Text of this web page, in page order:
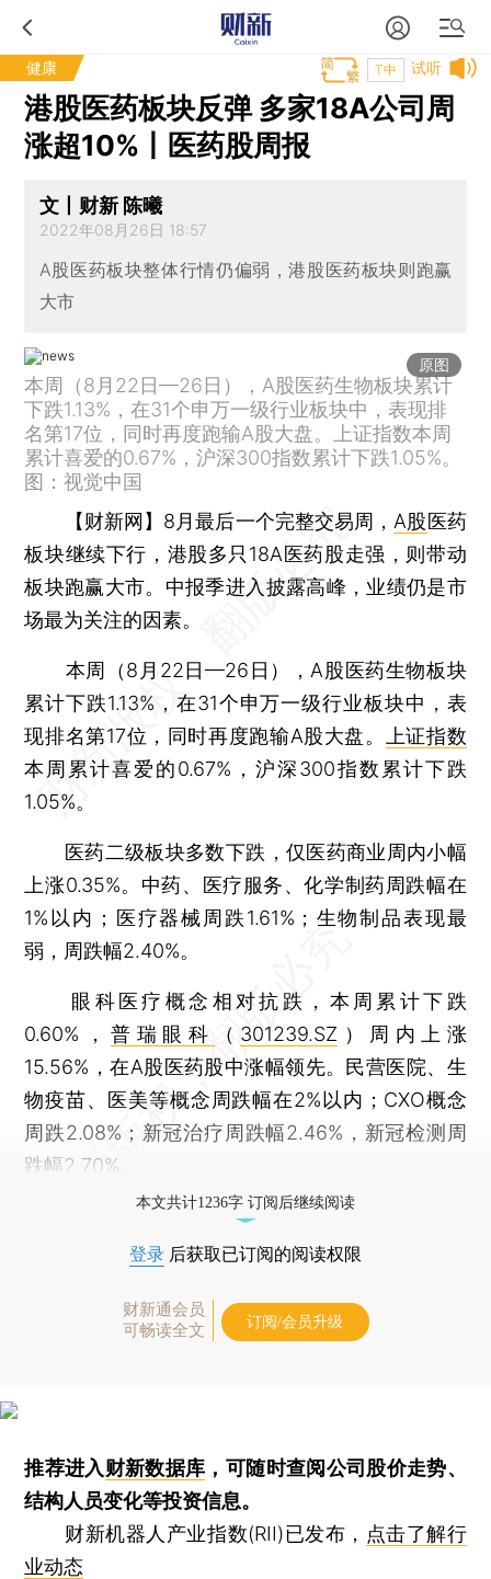
健康 试听
T中
港股医药板块反弹 多家18A公司周
涨超10%丨医药股周报
文丨财新 陈曦
2022年08月26日 18:57
A股医药板块整体行情仍偏弱，港股医药板块则跑赢
大市
原图
本周（8月22日—26日），A股医药生物板块累计
下跌1.13%，在31个申万一级行业板块中，表现排
名第17位，同时再度跑输A股大盘。上证指数本周
累计喜爱的0.67%，沪深300指数累计下跌1.05%。
图：视觉中国
【财新网】 8月最后一个完整交易周， A股医药
板块继续下行，港股多只18A医药股走强，则带动
板块跑赢大市。中报季进入披露高峰，业绩仍是市
场最为关注的因素。
本周（8月22日—26日），A股医药生物板块
累计下跌1.13%，在31个申万一级行业板块中，表
现排名第17位，同时再度跑输A股大盘。
上证指数
本周累计喜爱的0.67%，沪深300指数累计下跌
1.05%。
医药二级板块多数下跌，仅医药商业周内小幅
上涨0.35%。中药、医疗服务、化学制药周跌幅在
1%以内；医疗器械周跌1.61%；生物制品表现最
弱，周跌幅2.40%。
眼科医疗概念相对抗跌，本周累计下跌
0.60%，普瑞眼科 （ 301239.SZ ）周内上涨
15.56%，在A股医药股中涨幅领先。民营医院、生
物疫苗、医美等概念周跌幅在2%以内；CXO概念
周跌2.08%；新冠治疗周跌幅2.46%，新冠检测周
跌幅2.70%。
本文共计1236字 订阅后继续阅读
登录 后获取已订阅的阅读权限
财新通会员
可畅读全文
订阅/会员升级
推荐进入财新数据库 ，可随时查阅公司股价走势、
结构人员变化等投资信息。
财新机器人产业指数(RII)已发布， 点击了解行
业动态